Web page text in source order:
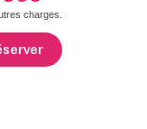
charges.